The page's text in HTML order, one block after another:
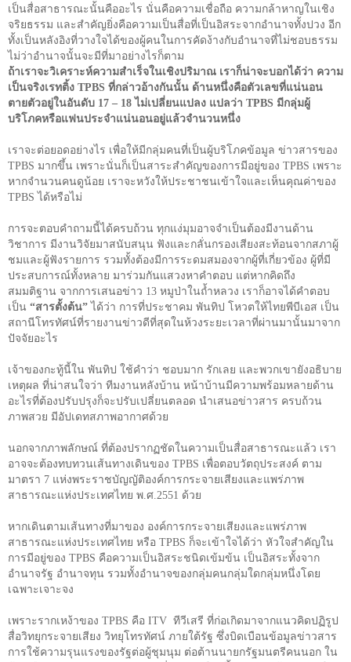
เป็นสื่อสาธารณะนั้นคืออะไร นั่นคือความเชื่อถือ ความกล้าหาญในเชิง
จริยธรรม และสำคัญยิ่งคือความเป็นสื่อที่เป็นอิสระจากอำนาจทั้งปวง อีก
ทั้งเป็นหลังอิงที่วางใจได้ของผู้คนในการคัดง้างกับอำนาจที่ไม่ชอบธรรม
ไม่ว่าอำนาจนั้นจะมีที่มาอย่างไรก็ตาม
ถ้าเราจะวิเคราะห์ความสำเร็จในเชิงปริมาณ เราก็น่าจะบอกได้ว่า ความ
เป็นจริงเรทติ้ง TPBS ที่กล่าวอ้างกันนั้น ด้านหนึ่งคือตัวเลขที่แน่นอน
ตายตัวอยู่ในอันดับ 17 – 18 ไม่เปลี่ยนแปลง แปลว่า TPBS มีกลุ่มผู้
บริโภคหรือแฟนประจำแน่นอนอยู่แล้วจำนวนหนึ่ง
เราจะต่อยอดอย่างไร เพื่อให้มีกลุ่มคนที่เป็นผู้บริโภคข้อมูล ข่าวสารของ
TPBS มากขึ้น เพราะนั่นก็เป็นสาระสำคัญของการมีอยู่ของ TPBS เพราะ
หากจำนวนคนดูน้อย เราจะหวังให้ประชาชนเข้าใจและเห็นคุณค่าของ
TPBS ได้หรือไม่
การจะตอบคำถามนี้ได้ครบถ้วน ทุกแง่มุมอาจจำเป็นต้องมีงานด้าน
วิชาการ มีงานวิจัยมาสนับสนุน ฟังและกลั่นกรองเสียงสะท้อนจากสภาผู้
ชมและผู้ฟังรายการ รวมทั้งต้องมีการระดมสมองจากผู้ที่เกี่ยวข้อง ผู้ที่มี
ประสบการณ์ทั้งหลาย มาร่วมกันแสวงหาคำตอบ แต่หากคิดถึง
สมมติฐาน จากการเสนอข่าว 13 หมูป่าในถ้ำหลวง เราก็อาจได้คำตอบ
เป็น “สารตั้งต้น” ได้ว่า การที่ประชาคม พันทิป โหวตให้ไทยพีบีเอส เป็น
สถานีโทรทัศน์ที่รายงานข่าวดีที่สุดในห้วงระยะเวลาที่ผ่านมานั้นมาจาก
ปัจจัยอะไร
เจ้าของกะทู้นี้ใน พันทิป ใช้คำว่า ชอบมาก รักเลย และพวกเขายังอธิบาย
เหตุผล ที่น่าสนใจว่า ทีมงานหลังบ้าน หน้าบ้านมีความพร้อมหลายด้าน
อะไรที่ต้องปรับปรุงก็จะปรับเปลี่ยนตลอด นำเสนอข่าวสาร ครบถ้วน
ภาพสวย มีอัปเดทสภาพอากาศด้วย
นอกจากภาพลักษณ์ ที่ต้องปรากฏชัดในความเป็นสื่อสาธารณะแล้ว เรา
อาจจะต้องทบทวนเส้นทางเดินของ TPBS เพื่อตอบวัตถุประสงค์ ตาม
มาตรา 7 แห่งพระราชบัญญัติองค์การกระจายเสียงและแพร่ภาพ
สาธารณะแห่งประเทศไทย พ.ศ. 2551 ด้วย
หากเดินตามเส้นทางที่มาของ องค์การกระจายเสียงและแพร่ภาพ
สาธารณะแห่งประเทศไทย หรือ TPBS ก็จะเข้าใจได้ว่า หัวใจสำคัญใน
การมีอยู่ของ TPBS คือความเป็นอิสระชนิดเข้มข้น เป็นอิสระทั้งจาก
อำนาจรัฐ อำนาจทุน รวมทั้งอำนาจของกลุ่มคนกลุ่มใดกลุ่มหนึ่งโดย
เฉพาะเจาะจง
เพราะรากเหง้าของ TPBS คือ ITV ทีวีเสรี ที่ก่อเกิดมาจากแนวคิดปฏิรูป
สื่อวิทยุกระจายเสียง วิทยุโทรทัศน์ ภายใต้รัฐ ซึ่งบิดเบือนข้อมูลข่าวสาร
การใช้ความรุนแรงของรัฐต่อผู้ชุมนุม ต่อต้านนายกรัฐมนตรีคนนอก ใน